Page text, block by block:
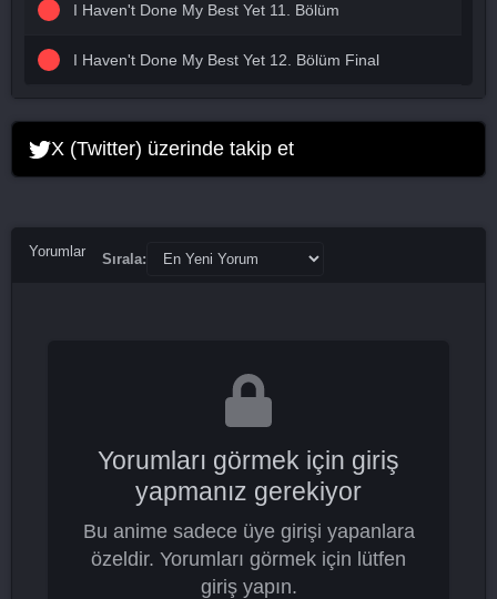
I Haven't Done My Best Yet 11. Bölüm
I Haven't Done My Best Yet 12. Bölüm Final
X (Twitter) üzerinde takip et
Yorumlar Sırala:
Yorumları görmek için giriş
yapmanız gerekiyor
Bu anime sadece üye girişi yapanlara
özeldir. Yorumları görmek için lütfen
giriş yapın.